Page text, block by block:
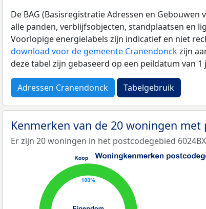
De BAG (Basisregistratie Adressen en
alle panden, verblijfsobjecten, standplaatsen en
Voorlopige energielabels zijn indicatief en niet
download voor de gemeente Cranendonckzijn
deze tabel zijn gebaseerd op een peildatum van
Adressen Cranendonck Tabelgebruik
Kenmerken van de 20 woningen met
Er zijn 20 woningen in het postcodegebied